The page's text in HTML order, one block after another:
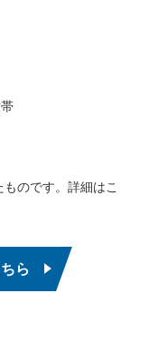
のです。詳細はこ
ら